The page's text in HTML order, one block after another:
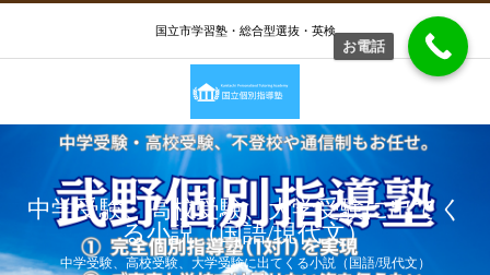
国立市学習塾・総合型選抜・英検
中学受験、高校受験、大学受験に出てく
る小説（国語/現代文）
中学受験、高校受験、大学受験に出てくる小説（国語/現代文）
お電話